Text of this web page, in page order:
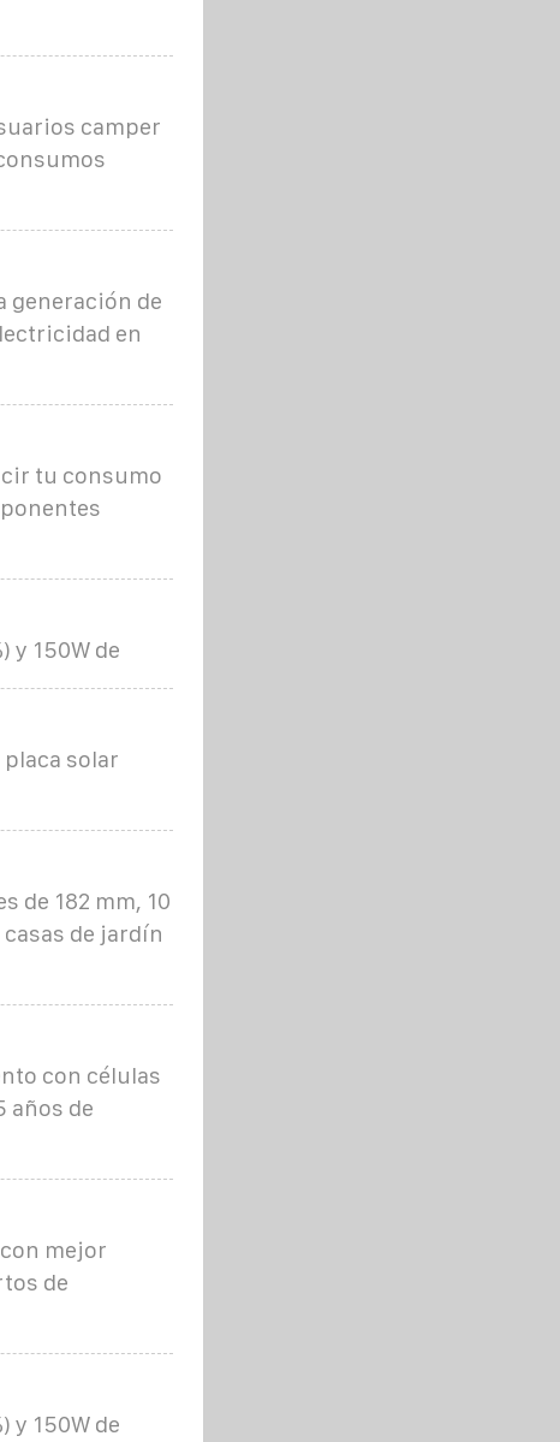
camper
generación de
en
tu consumo
y 150W de
solar
de 182 mm, 10
de jardín
con células
años de
mejor
de
y 150W de